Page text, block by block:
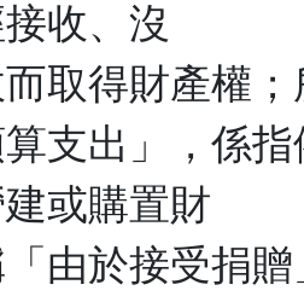
收、沒
取得財產權；
算支出」，係
或購置財
由於接受捐